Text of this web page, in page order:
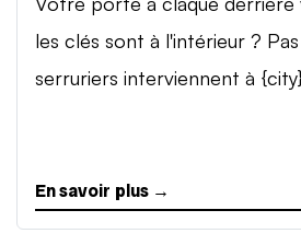
les clés sont à l'intérieur ?
serruriers interviennent à
En savoir plus →